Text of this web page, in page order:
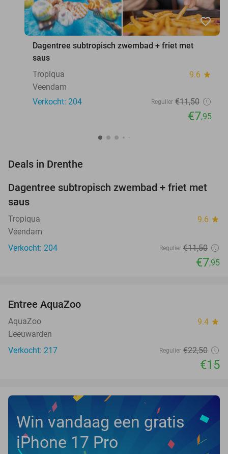
favorite_border
Dagentree subtropisch zwembad + friet met
saus
Tropiqua
9.6 star
Veendam
Verkocht: 204
Regulier €11,50
€7,95
Deals in Drenthe
31%
NEW
TODAY
Dagentree subtropisch zwembad + friet met
saus
Tropiqua 9.6 star
Veendam
Verkocht: 204
Regulier €11,50
€7,95
TODAY
Entree AquaZoo
AquaZoo 9.4 star
Leeuwarden
Verkocht: 217
Regulier €22,50
€15
Win vandaag een gratis
iPhone 17 Pro